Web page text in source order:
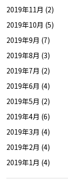
2019年11月 (2)
2019年10月 (5)
2019年9月 (7)
2019年8月 (3)
2019年7月 (2)
2019年6月 (4)
2019年5月 (2)
2019年4月 (6)
2019年3月 (4)
2019年2月 (4)
2019年1月 (4)